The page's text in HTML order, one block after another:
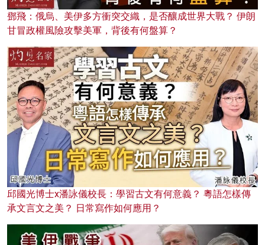
鄧飛：俄烏、美伊多方衝突交織，是否釀成世界大戰？ 伊朗
甘冒政權風險攻擊美軍，背後有何盤算？
邱國光博士x潘詠儀校長：學習古文有何意義？ 粵語怎樣傳
承文言文之美？ 日常寫作如何應用？